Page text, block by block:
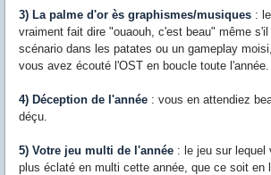
3) La palme d'or ès graphismes/musiques :
vraiment fait dire "ouaouh, c'est beau" même
scénario dans les patates ou un gameplay
vous avez écouté l'OST en boucle toute l'année.
4) Déception de l'année : vous en attendiez
déçu.
5) Votre jeu multi de l'année : le jeu sur
plus éclaté en multi cette année, que ce soit en